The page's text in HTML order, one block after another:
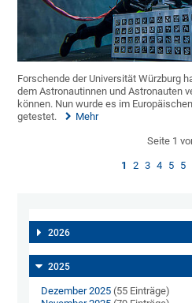
Forschende der Universität Würzburg
dem Astronautinnen und Astronauten
können. Nun wurde es im
getestet.
Mehr
Seite 1
1 2 3 4 5 5
2026
2025
Dezember 2025 (55 Einträge)